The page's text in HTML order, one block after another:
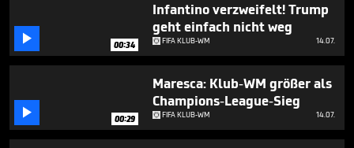
 00:34
Infantino verzweifelt! Trump
geht einfach nicht weg
FIFA KLUB-WM 14.07.
 00:29
Maresca: Klub-WM größer als
Champions-League-Sieg
FIFA KLUB-WM 14.07.